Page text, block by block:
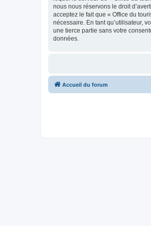
nous nous réservons le droit
acceptez le fait que « Office du
nécessaire. En tant qu’utilisateur,
une tierce partie sans votre
données.
Accueil du forum